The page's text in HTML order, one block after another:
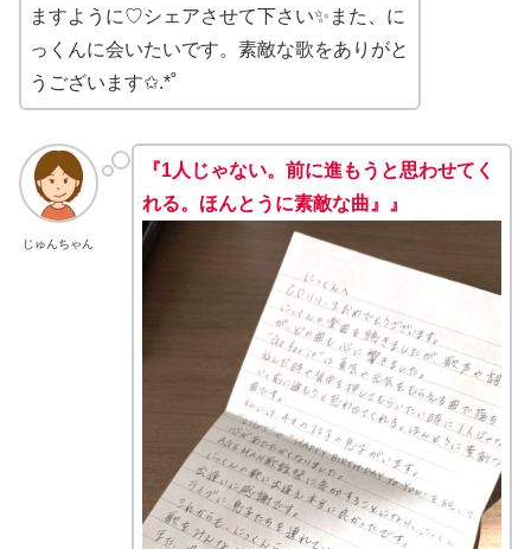
ますように♡シェアさせて下さい✨また、に
っくんに会いたいです。素敵な歌をありがと
うございます✩.*˚
じゅんちゃん
『1人じゃない。前に進もうと思わせてく
れる。ほんとうに素敵な曲』』